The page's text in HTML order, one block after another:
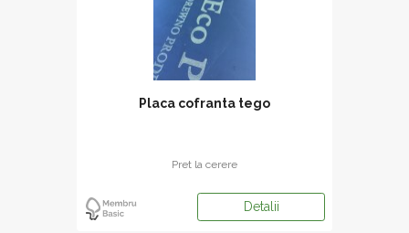
Placa cofranta tego
Pret la cerere
Detalii